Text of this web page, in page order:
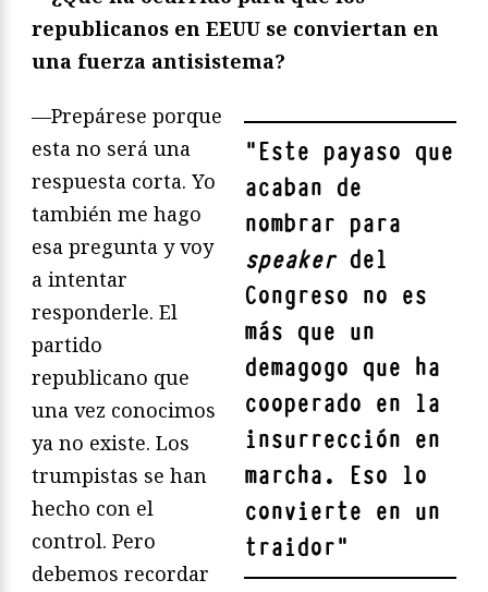
republicanos en EEUU se conviertan en
una fuerza antisistema?
"Este payaso que
acaban de
nombrar para
speakerdel
Congreso no es
más que un
demagogo que ha
cooperado en la
insurrección en
marcha. Eso lo
convierte en un
traidor"
—Prepárese porque
esta no será una
respuesta corta. Yo
también me hago
esa pregunta y voy
a intentar
responderle. El
partido
republicano que
una vez conocimos
ya no existe. Los
trumpistas se han
hecho con el
control. Pero
debemos recordar